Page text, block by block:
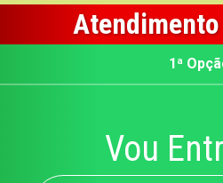
1ª
Vou